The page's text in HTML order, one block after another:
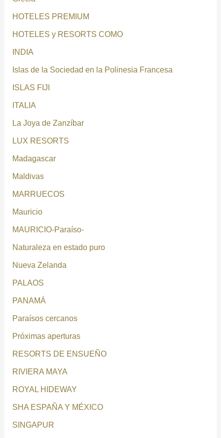
HOTELES PREMIUM
HOTELES y RESORTS COMO
INDIA
Islas de la Sociedad en la Polinesia Francesa
ISLAS FIJI
ITALIA
La Joya de Zanzíbar
LUX RESORTS
Madagascar
Maldivas
MARRUECOS
Mauricio
MAURICIO-Paraíso-
Naturaleza en estado puro
Nueva Zelanda
PALAOS
PANAMÁ
Paraísos cercanos
Próximas aperturas
RESORTS DE ENSUEÑO
RIVIERA MAYA
ROYAL HIDEWAY
SHA ESPAÑA Y MÉXICO
SINGAPUR